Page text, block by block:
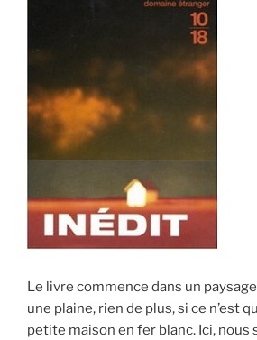
Le livre commence dans un
une plaine, rien de plus, si ce n’est
petite maison en fer blanc. Ici, nous